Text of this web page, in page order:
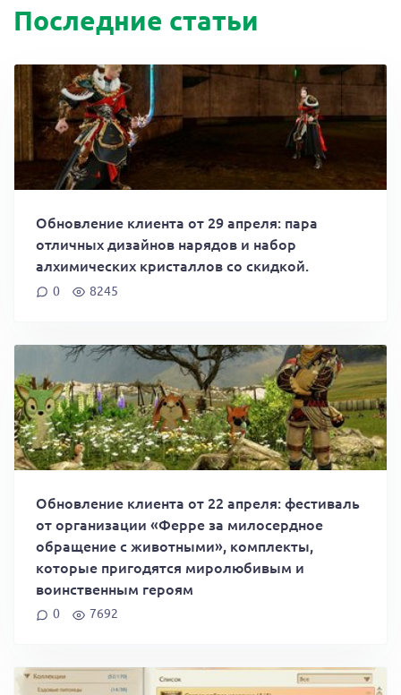
Последние статьи
Обновление клиента от 29 апреля: пара
отличных дизайнов нарядов и набор
алхимических кристаллов со скидкой.
0 8245
Обновление клиента от 22 апреля: фестиваль
от организации «Ферре за милосердное
обращение с животными», комплекты,
которые пригодятся миролюбивым и
воинственным героям
0 7692